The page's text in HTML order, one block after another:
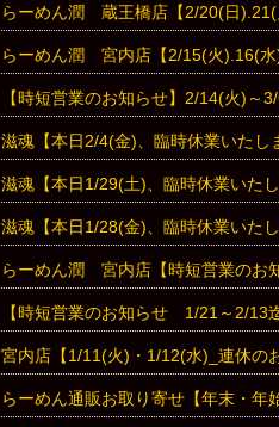
らーめん潤 蔵王橋店【2/20(日
らーめん潤 宮内店【2/15(火).16(水
【時短営業のお知らせ】2/14(火)～
滋魂【本日2/4(金)、臨時休業いたし
滋魂【本日1/29(土)、臨時休業いた
滋魂【本日1/28(金)、臨時休業いた
らーめん潤 宮内店【時短営業のお
【時短営業のお知らせ 1/21～2/13
宮内店【1/11(火)・1/12(水)_連休の
らーめん通販お取り寄せ【年末・年